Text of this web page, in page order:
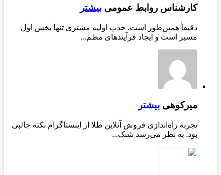
کارشناس روابط عمومی بیشتر
دقیقاً همین‌طور است. جذب اولیه مشتری تنها بخش اول
مسیر است و ایجاد فرآیندهای مطم...
میرکوهی بیشتر
تجربه راه‌اندازی فروش آنلاین طلا از اینستاگرام نکته جالبی
بود. به نظر می‌رسد شبک...